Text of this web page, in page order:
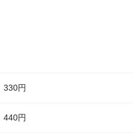
330円
440円